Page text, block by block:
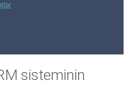
sisteminin